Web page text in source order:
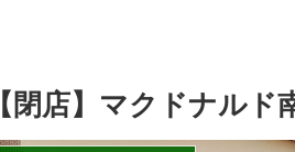
【閉店】マクドナル